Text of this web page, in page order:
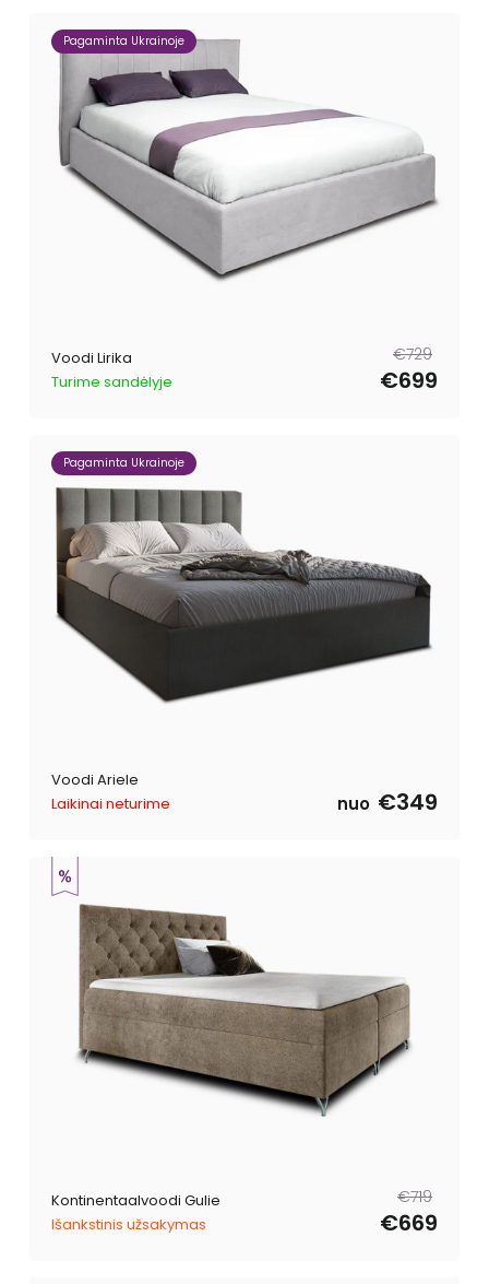
Pagaminta Ukrainoje
Voodi Lirika
Turime sandėlyje
Tavahind
€729
Müügihind
€699
Pagaminta Ukrainoje
Voodi Ariele
Laikinai neturime
nuo €349
Kontinentaalvoodi Gulie
Išankstinis užsakymas
Tavahind
€719
Müügihind
€669